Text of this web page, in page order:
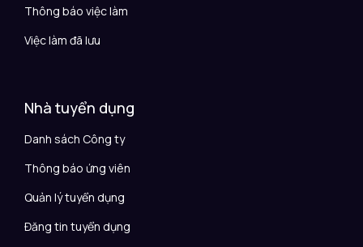
Thông báo việc làm
Việc làm đã lưu
Nhà tuyển dụng
Danh sách Công ty
Thông báo ứng viên
Quản lý tuyển dụng
Đăng tin tuyển dụng